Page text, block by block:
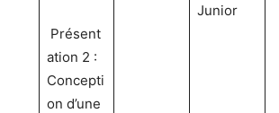
Présent
ation 2 :
Concepti
on d’une
Junior